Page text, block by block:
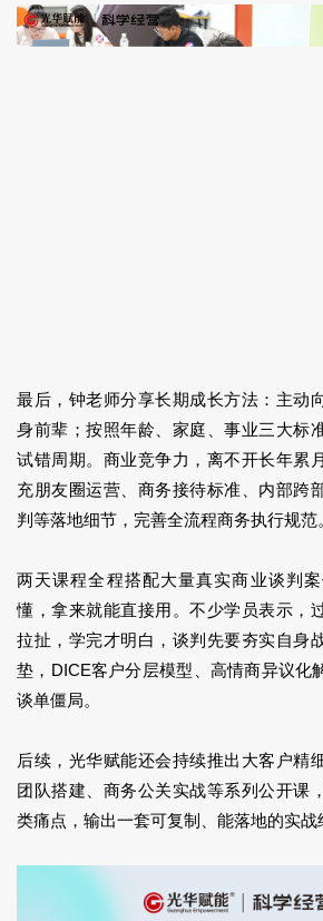
最后，钟老师分享长期成长方法：主动
身前辈；按照年龄、家庭、事业三大标
试错周期。商业竞争力，离不开长年累
充朋友圈运营、商务接待标准、内部跨
判等落地细节，完善全流程商务执行规范
两天课程全程搭配大量真实商业谈判
懂，拿来就能直接用。不少学员表示，
拉扯，学完才明白，谈判先要夯实自身
垫，DICE客户分层模型、高情商异议化
谈单僵局。
后续， 光华赋能还会持续推出 大客户精
团队搭建、 商务公关实战等系列公开课，
类痛点， 输出一套可复制、能落地的实战